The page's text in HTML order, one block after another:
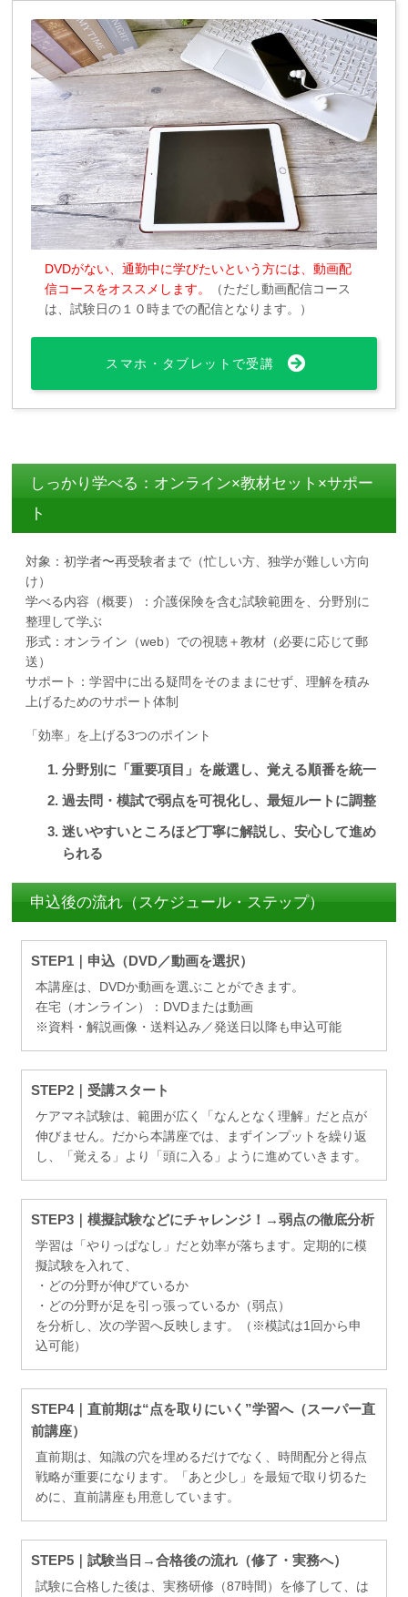
DVDがない、通勤中に学びたいという方には、動画配
信コースをオススメします。
（ただし動画配信コース
は、試験日の１０時までの配信となります。）
スマホ・タブレットで受講
しっかり学べる：オンライン×教材セット×サポー
ト
対象：初学者〜再受験者まで（忙しい方、独学が難しい方向
け）
学べる内容（概要）：介護保険を含む試験範囲を、分野別に
整理して学ぶ
形式：オンライン（web）での視聴＋教材（必要に応じて郵
送）
サポート：学習中に出る疑問をそのままにせず、理解を積み
上げるためのサポート体制
「効率」を上げる3つのポイント
分野別に「重要項目」を厳選し、覚える順番を統一
過去問・模試で弱点を可視化し、最短ルートに調整
迷いやすいところほど丁寧に解説し、安心して進め
られる
申込後の流れ（スケジュール・ステップ）
STEP1｜申込（DVD／動画を選択）
本講座は、DVDか動画を選ぶことができます。
在宅（オンライン）：DVDまたは動画
※資料・解説画像・送料込み／発送日以降も申込可能
STEP2｜受講スタート
ケアマネ試験は、範囲が広く「なんとなく理解」だと点が
伸びません。だから本講座では、まずインプットを繰り返
し、「覚える」より「頭に入る」ように進めていきます。
STEP3｜模擬試験などにチャレンジ！→弱点の徹底分析
学習は「やりっぱなし」だと効率が落ちます。定期的に模
擬試験を入れて、
・どの分野が伸びているか
・どの分野が足を引っ張っているか（弱点）
を分析し、次の学習へ反映します。（※模試は1回から申
込可能）
STEP4｜直前期は“点を取りにいく”学習へ（スーパー直
前講座）
直前期は、知識の穴を埋めるだけでなく、時間配分と得点
戦略が重要になります。「あと少し」を最短で取り切るた
めに、直前講座も用意しています。
STEP5｜試験当日→合格後の流れ（修了・実務へ）
試験に合格した後は、実務研修（87時間）を修了して、は